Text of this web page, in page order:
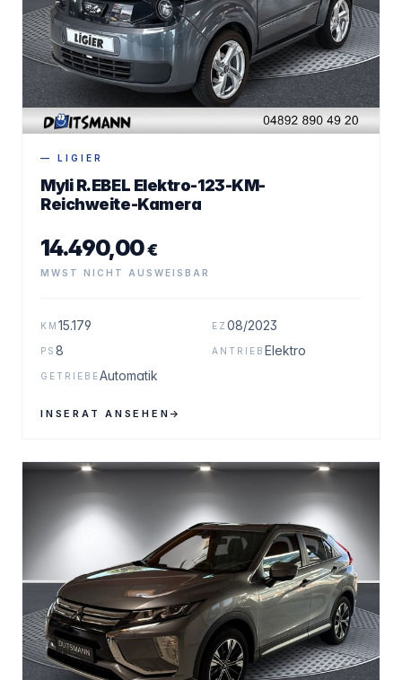
— LIGIER
Myli R.EBEL Elektro-123-KM-
Reichweite-Kamera
14.490,00€
MWST NICHT AUSWEISBAR
KM 15.179 EZ 08/2023
PS 8 ANTRIEB Elektro
GETRIEBEAutomatik
INSERAT ANSEHEN →